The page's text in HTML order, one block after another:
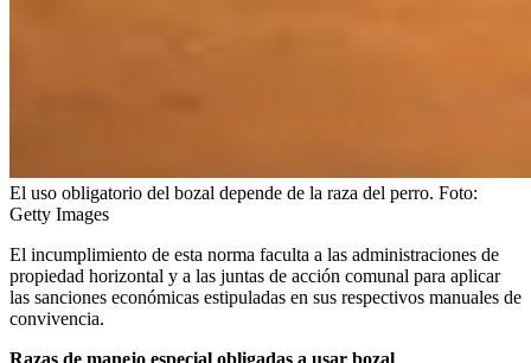
El uso obligatorio del bozal depende de la raza del perro. Foto:
Getty Images
El incumplimiento de esta norma faculta a las administraciones de
propiedad horizontal y a las juntas de acción comunal para aplicar
las sanciones económicas estipuladas en sus respectivos manuales de
convivencia.